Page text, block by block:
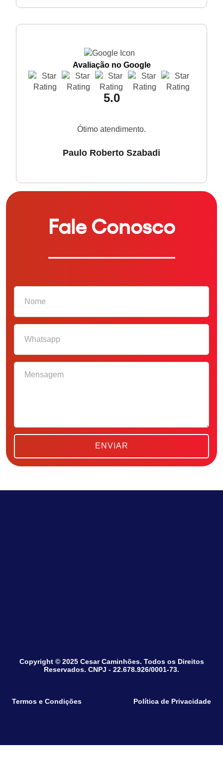
Avaliação no Google
5.0
Ótimo atendimento.
Paulo Roberto Szabadi
Fale Conosco
Copyright © 2025 Cesar Caminhões. Todos os Direitos
Reservados. CNPJ - 22.678.926/0001-73.
Termos e Condições Política de Privacidade